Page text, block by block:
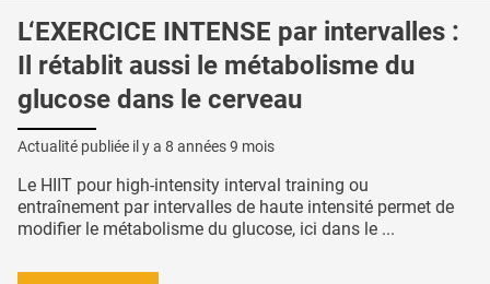
L‘EXERCICE INTENSE par intervalles :
Il rétablit aussi le métabolisme du
glucose dans le cerveau
Actualité publiée il y a 8 années 9 mois
Le HIIT pour high-intensity interval training ou
entraînement par intervalles de haute intensité permet de
modifier le métabolisme du glucose, ici dans le ...